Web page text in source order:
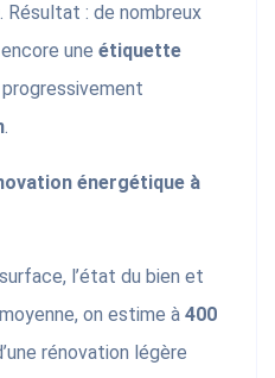
Résultat : de nombreux
une étiquette
.
énergétique à
l’état du bien et
on estime à 400
rénovation légère